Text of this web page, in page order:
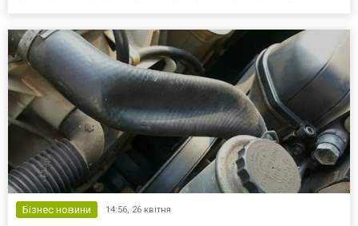
т...
Бізнес новини 14:56, 26 квітня